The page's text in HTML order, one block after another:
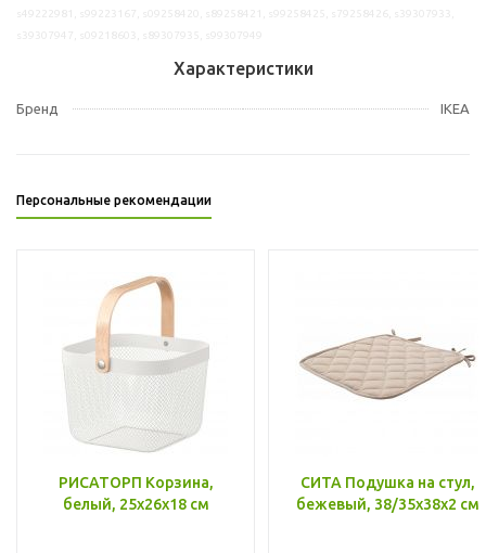
Характеристики
Бренд IKEA
Персональные рекомендации
РИСАТОРП Корзина,
белый, 25x26x18 см
СИТА Подушка на стул,
бежевый, 38/35x38x2 см